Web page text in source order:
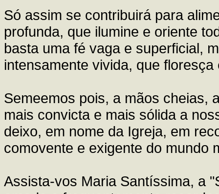
Só assim se contribuirá para
profunda, que ilumine e oriente
basta uma fé vaga e superficial,
intensamente vivida, que
Semeemos pois, a mãos cheias,
mais convicta e mais sólida a
deixo, em nome da Igreja, em
comovente e exigente do mundo
Assista-vos Maria Santíssima, a